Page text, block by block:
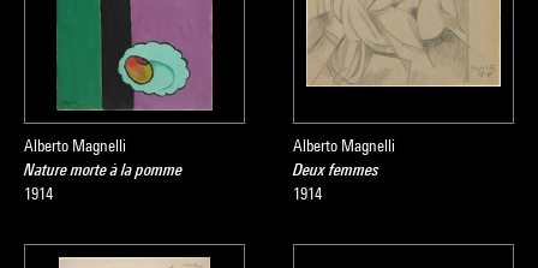
Alberto Magnelli
Nature morte à la pomme
1914
Alberto Magnelli
Deux femmes
1914